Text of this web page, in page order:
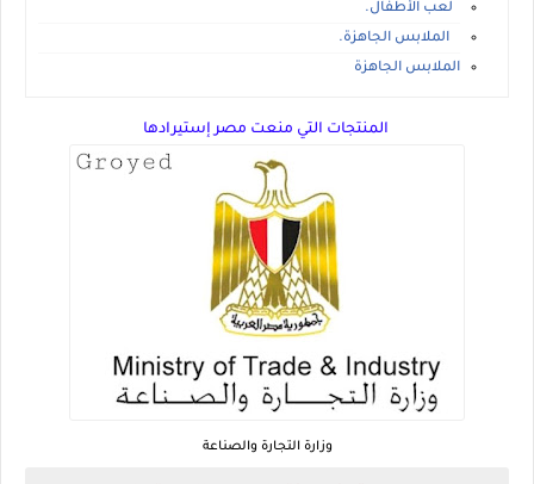
لعب الأطفال.
الملابس الجاهزة.
الملابس الجاهزة
المنتجات التي منعت مصر إستيرادها
وزارة التجارة والصناعة